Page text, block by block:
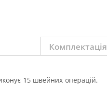
Комплектація
15 швейних операцій.